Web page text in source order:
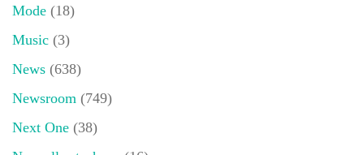
Mode (18)
Music (3)
News (638)
Newsroom (749)
Next One (38)